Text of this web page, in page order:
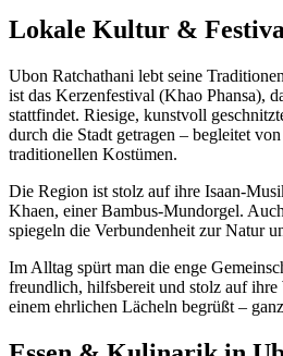
Lokale Kultur &
Ubon Ratchathani lebt seine
ist das Kerzenfestival (Khao Phansa),
stattfindet. Riesige, kunstvoll
durch die Stadt getragen – begleitet
traditionellen Kostümen.
Die Region ist stolz auf ihre Isaan-
Khaen, einer Bambus-Mundorgel.
spiegeln die Verbundenheit zur Natur
Im Alltag spürt man die enge
freundlich, hilfsbereit und stolz auf
einem ehrlichen Lächeln begrüßt –